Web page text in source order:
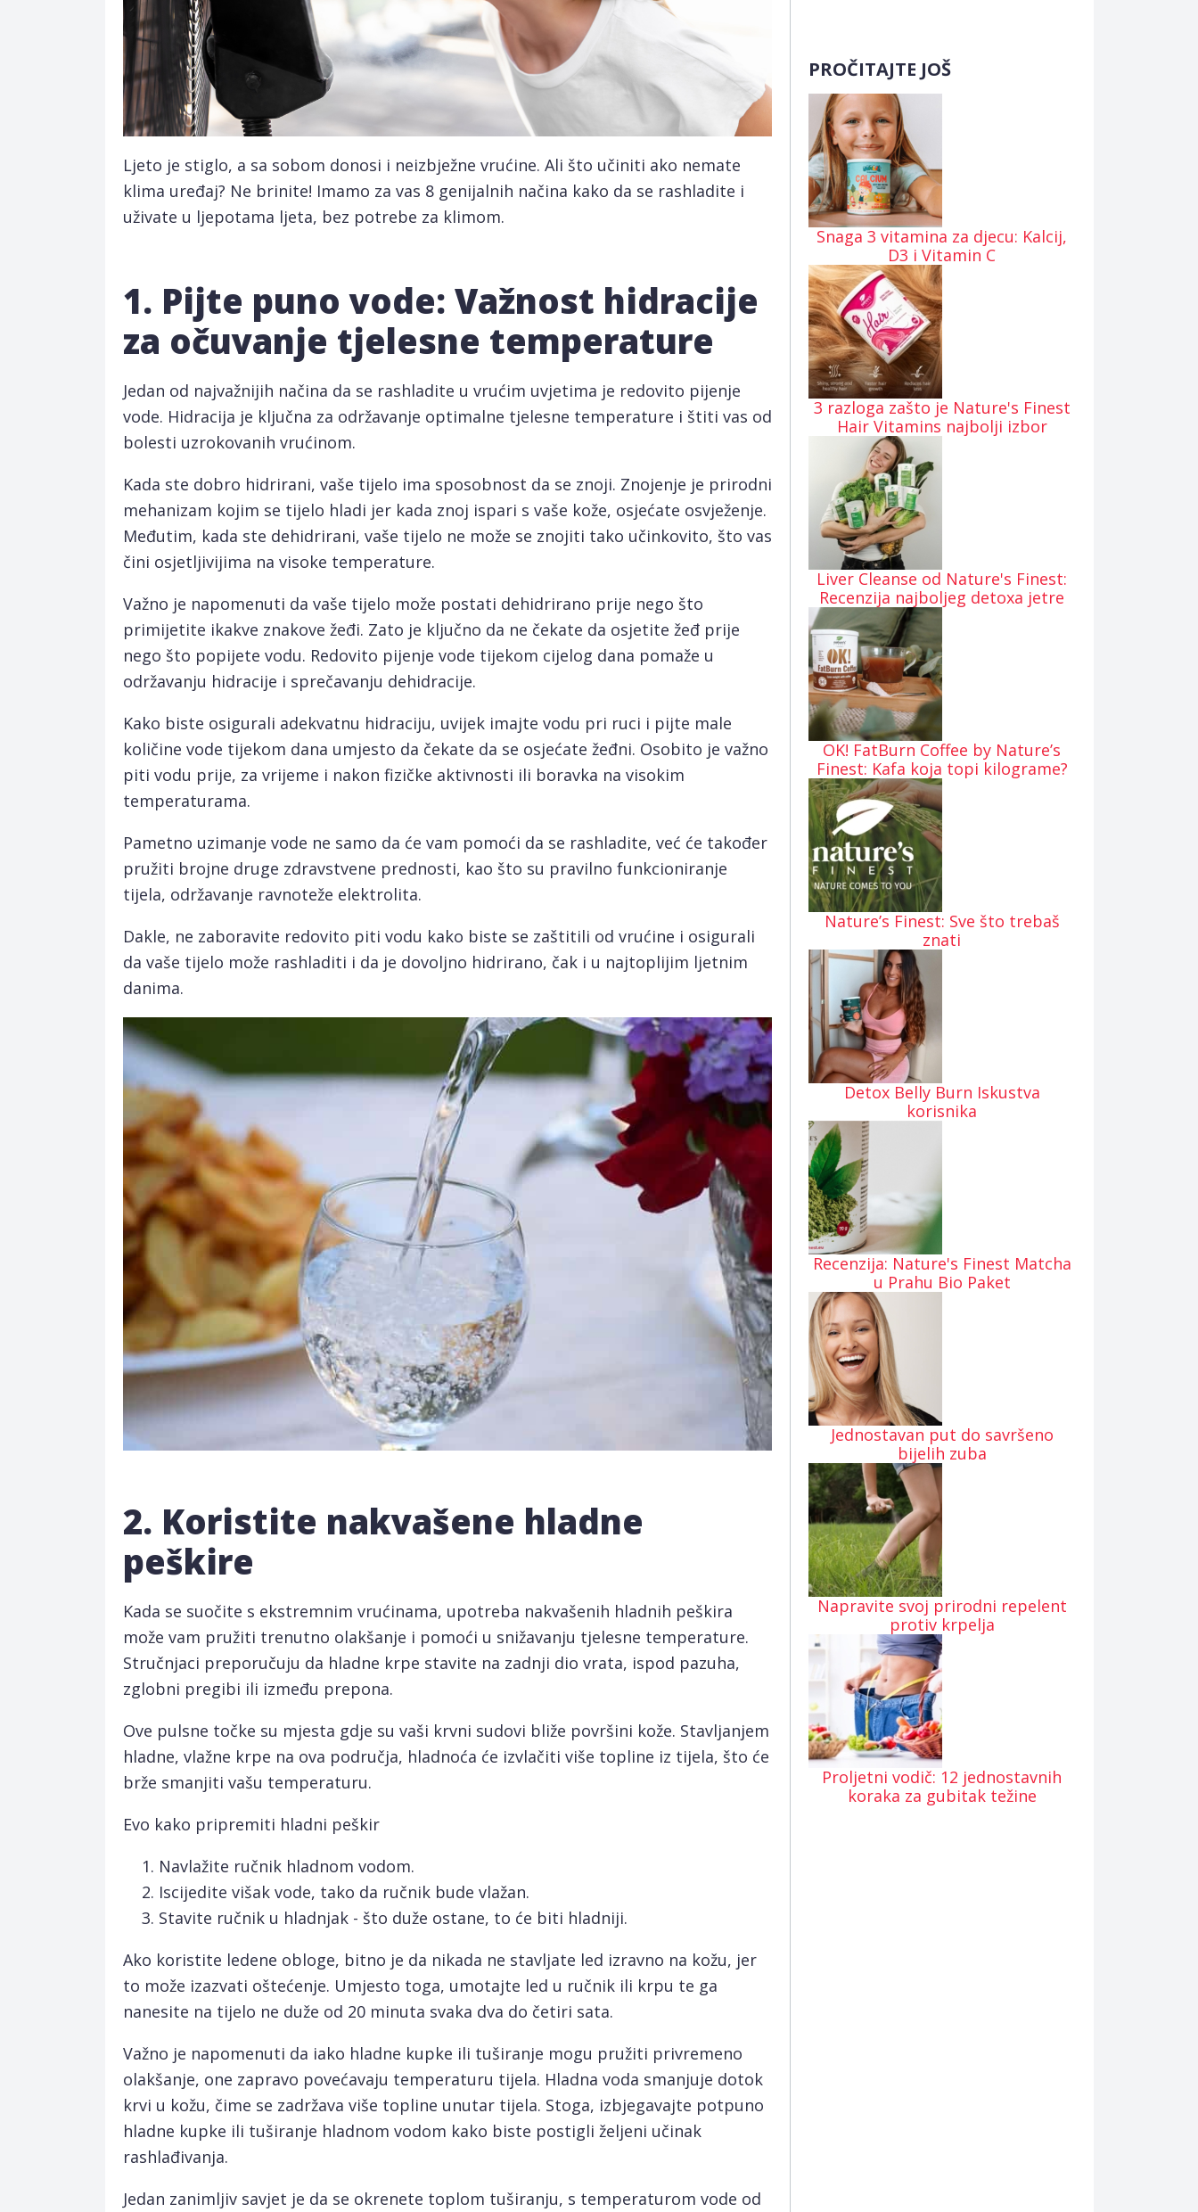
Ljeto je stiglo, a sa sobom donosi i neizbježne vrućine. Ali što učiniti ako nemate
klima uređaj? Ne brinite! Imamo za vas 8 genijalnih načina kako da se rashladite i
uživate u ljepotama ljeta, bez potrebe za klimom.
1. Pijte puno vode: Važnost hidracije
za očuvanje tjelesne temperature
Jedan od najvažnijih načina da se rashladite u vrućim uvjetima je redovito pijenje
vode. Hidracija je ključna za održavanje optimalne tjelesne temperature i štiti vas od
bolesti uzrokovanih vrućinom.
Kada ste dobro hidrirani, vaše tijelo ima sposobnost da se znoji. Znojenje je prirodni
mehanizam kojim se tijelo hladi jer kada znoj ispari s vaše kože, osjećate osvježenje.
Međutim, kada ste dehidrirani, vaše tijelo ne može se znojiti tako učinkovito, što vas
čini osjetljivijima na visoke temperature.
Važno je napomenuti da vaše tijelo može postati dehidrirano prije nego što
primijetite ikakve znakove žeđi. Zato je ključno da ne čekate da osjetite žeđ prije
nego što popijete vodu. Redovito pijenje vode tijekom cijelog dana pomaže u
održavanju hidracije i sprečavanju dehidracije.
Kako biste osigurali adekvatnu hidraciju, uvijek imajte vodu pri ruci i pijte male
količine vode tijekom dana umjesto da čekate da se osjećate žeđni. Osobito je važno
piti vodu prije, za vrijeme i nakon fizičke aktivnosti ili boravka na visokim
temperaturama.
Pametno uzimanje vode ne samo da će vam pomoći da se rashladite, već će također
pružiti brojne druge zdravstvene prednosti, kao što su pravilno funkcioniranje
tijela, održavanje ravnoteže elektrolita.
Dakle, ne zaboravite redovito piti vodu kako biste se zaštitili od vrućine i osigurali
da vaše tijelo može rashladiti i da je dovoljno hidrirano, čak i u najtoplijim ljetnim
danima.
2. Koristite nakvašene hladne
peškire
Kada se suočite s ekstremnim vrućinama, upotreba nakvašenih hladnih peškira
može vam pružiti trenutno olakšanje i pomoći u snižavanju tjelesne temperature.
Stručnjaci preporučuju da hladne krpe stavite na zadnji dio vrata, ispod pazuha,
zglobni pregibi ili između prepona.
Ove pulsne točke su mjesta gdje su vaši krvni sudovi bliže površini kože. Stavljanjem
hladne, vlažne krpe na ova područja, hladnoća će izvlačiti više topline iz tijela, što će
brže smanjiti vašu temperaturu.
Evo kako pripremiti hladni peškir
Navlažite ručnik hladnom vodom.
Iscijedite višak vode, tako da ručnik bude vlažan.
Stavite ručnik u hladnjak - što duže ostane, to će biti hladniji.
Ako koristite ledene obloge, bitno je da nikada ne stavljate led izravno na kožu, jer
to može izazvati oštećenje. Umjesto toga, umotajte led u ručnik ili krpu te ga
nanesite na tijelo ne duže od 20 minuta svaka dva do četiri sata.
Važno je napomenuti da iako hladne kupke ili tuširanje mogu pružiti privremeno
olakšanje, one zapravo povećavaju temperaturu tijela. Hladna voda smanjuje dotok
krvi u kožu, čime se zadržava više topline unutar tijela. Stoga, izbjegavajte potpuno
hladne kupke ili tuširanje hladnom vodom kako biste postigli željeni učinak
rashlađivanja.
Jedan zanimljiv savjet je da se okrenete toplom tuširanju, s temperaturom vode od
PROČITAJTE JOŠ
Snaga 3 vitamina za djecu: Kalcij,
D3 i Vitamin C
3 razloga zašto je Nature's Finest
Hair Vitamins najbolji izbor
Liver Cleanse od Nature's Finest:
Recenzija najboljeg detoxa jetre
OK! FatBurn Coffee by Nature’s
Finest: Kafa koja topi kilograme?
Nature’s Finest: Sve što trebaš
znati
Detox Belly Burn Iskustva
korisnika
Recenzija: Nature's Finest Matcha
u Prahu Bio Paket
Jednostavan put do savršeno
bijelih zuba
Napravite svoj prirodni repelent
protiv krpelja
Proljetni vodič: 12 jednostavnih
koraka za gubitak težine